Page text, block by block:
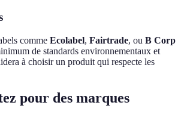
comme Ecolabel, Fairtrade, ou B Corp
de standards environnementaux et
à choisir un produit qui respecte les
pour des marques